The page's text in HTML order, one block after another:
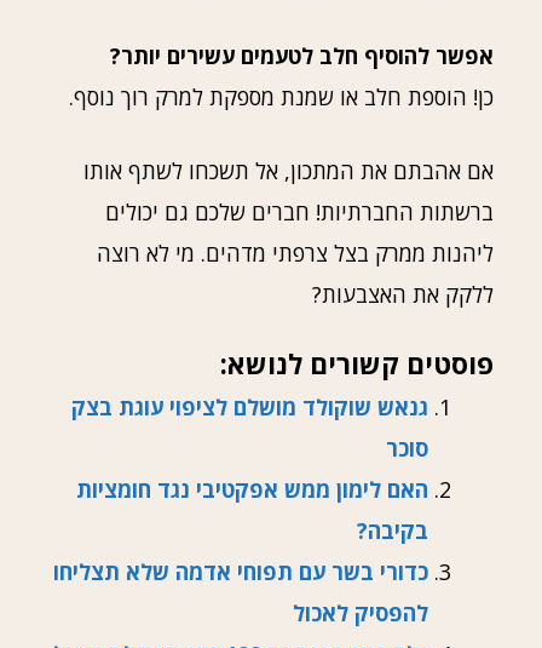
אפשר להוסיף חלב לטעמים עשירים יותר?
כן! הוספת חלב או שמנת מספקת למרק רוך נוסף.
אם אהבתם את המתכון, אל תשכחו לשתף אותו
ברשתות החברתיות! חברים שלכם גם יכולים
ליהנות ממרק בצל צרפתי מדהים. מי לא רוצה
ללקק את האצבעות?
פוסטים קשורים לנושא:
גנאש שוקולד מושלם לציפוי עוגת בצק
סוכר
האם לימון ממש אפקטיבי נגד חומציות
בקיבה?
כדורי בשר עם תפוחי אדמה שלא תצליחו
להפסיק לאכול